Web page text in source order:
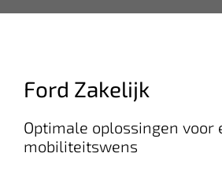
Ford Zakelijk
Optimale oplossingen voor
mobiliteitswens